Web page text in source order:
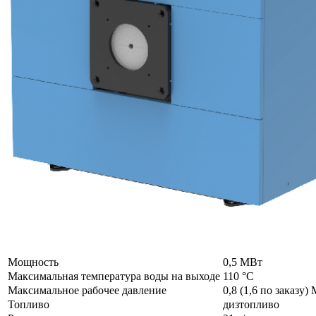
Мощность
0,5 МВт
Максимальная температура воды на выходе 110 °C
Максимальное рабочее давление
0,8 (1,6 по
Топливо
дизтопливо